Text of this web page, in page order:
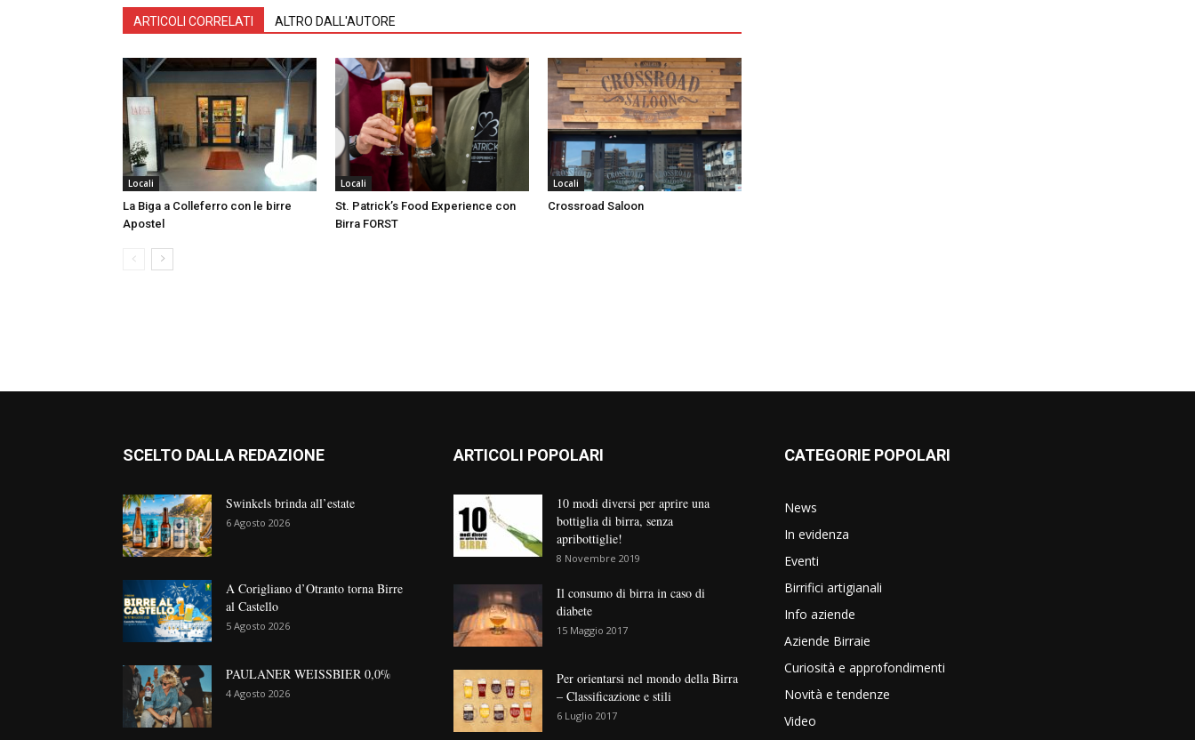
ARTICOLI CORRELATI ALTRO DALL'AUTORE
Locali
La Biga a Colleferro con le birre
Apostel
Locali
St. Patrick’s Food Experience con
Birra FORST
Locali
Crossroad Saloon
SCELTO DALLA REDAZIONE
Swinkels brinda all’estate
6 Agosto 2026
A Corigliano d’Otranto torna Birre
al Castello
5 Agosto 2026
PAULANER WEISSBIER 0,0%
4 Agosto 2026
ARTICOLI POPOLARI
10 modi diversi per aprire una
bottiglia di birra, senza
apribottiglie!
8 Novembre 2019
Il consumo di birra in caso di
diabete
15 Maggio 2017
Per orientarsi nel mondo della Birra
– Classificazione e stili
6 Luglio 2017
CATEGORIE POPOLARI
News
In evidenza
Eventi
Birrifici artigianali
Info aziende
Aziende Birraie
Curiosità e approfondimenti
Novità e tendenze
Video